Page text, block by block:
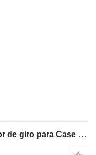
Case KSC10240 KSC10250 motor de giro para Case CX300B CX300C CX300D CX300E CX350B CX350C CX350D CX360B CX370B CX370C CX380C CX380D CX380E CX290B excavadora